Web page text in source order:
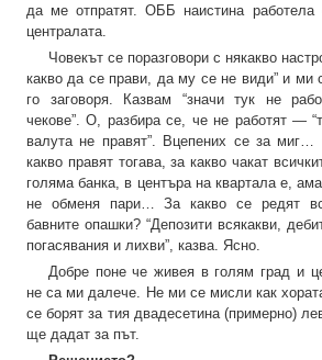
да ме отпратят. ОББ наистина
централата.
Човекът се поразговори с някакво
какво да се прави, да му се не види” и ми
го заговоря. Казвам “значи тук не
чекове”. О, разбира се, че не работят —
валута не правят”. Вцепених се за миг…
какво правят тогава, за какво чакат
голяма банка, в центъра на квартала е,
не обменя пари… За какво се редят
бавните опашки? “Депозити всякакви,
погасявания и лихви”, казва. Ясно.
Добре поне че живея в голям град и
не са ми далече. Не ми се мисли как
се борят за тия двадесетина (примерно)
ще дадат за път.